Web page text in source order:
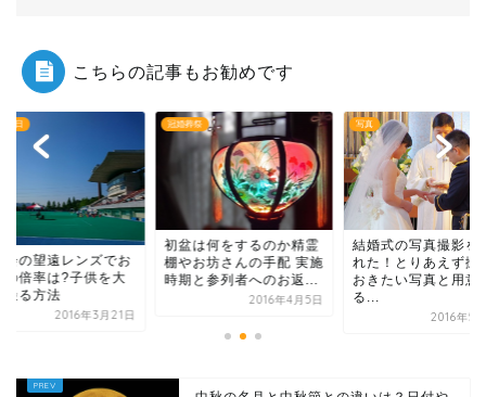
こちらの記事もお勧めです
冠婚葬祭
初盆は何をするのか精霊
棚やお坊さんの手配 実施
時期と参列者へのお返...
写真
結婚式の写真撮影を頼ま
れた！とりあえず撮って
おきたい写真と用意す
こどもの日
運動会の望遠
勧めの倍率は?